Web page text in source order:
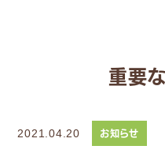
重要
2021.04.20 お知らせ